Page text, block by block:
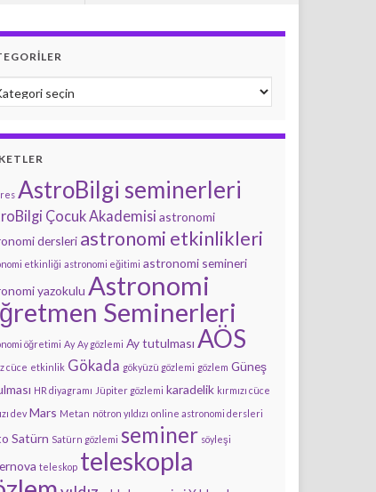
AstroBilgi seminerleri
Çocuk Akademisi astronomi
dersleri astronomi etkinlikleri
etkinliği astronomi eğitimi astronomi semineri
yazokulu Astronomi
Seminerleri
öğretimi Ay Ay gözlemi Ay tutulması AÖS
cüce etkinlik Gökada gökyüzü gözlemi gözlem Güneş
HR diyagramı Jüpiter gözlemi karadelik kırmızı cüce
dev Mars Metan nötron yıldızı online astronomi dersleri
Satürn Satürn gözlemi seminer söyleşi
teleskop teleskopla